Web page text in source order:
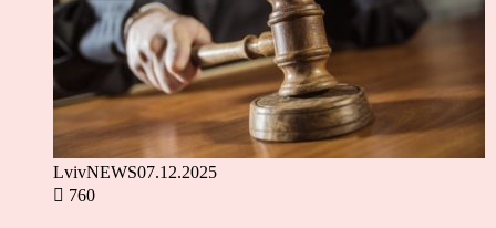
LvivNEWS07.12.2025
760